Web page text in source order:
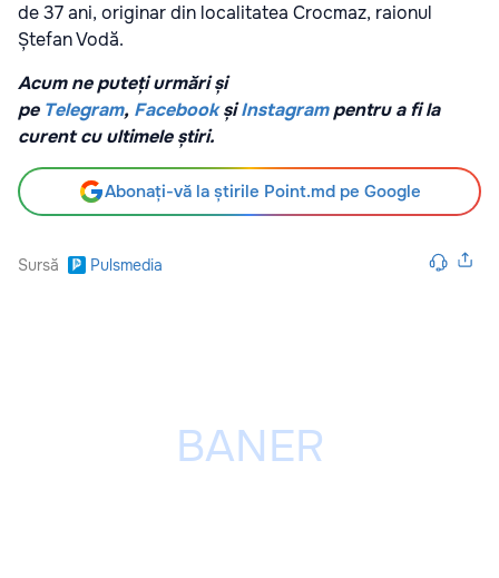
de 37 ani, originar din localitatea Crocmaz, raionul
Ștefan Vodă.
Acum ne puteți urmări și
pe Telegram, FacebookșiInstagrampentru a fi la
curent cu ultimele știri.
Abonați-vă la știrile Point.md pe Google
Sursă Pulsmedia